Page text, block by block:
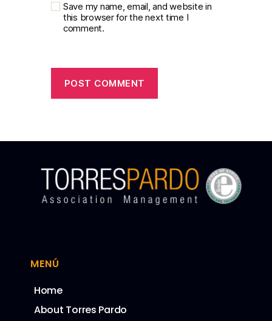
Save my name, email, and website in
this browser for the next time I
comment.
MENÚ
Home
About Torres Pardo